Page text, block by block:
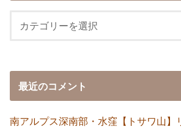
最近のコメント
南アルプス深南部・水窪【トサワ山】